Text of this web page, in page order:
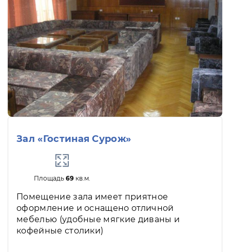
Зал «Гостиная Сурож»
Площадь 69кв.м.
Помещение зала имеет приятное
оформление и оснащено отличной
мебелью (удобные мягкие диваны и
кофейные столики)